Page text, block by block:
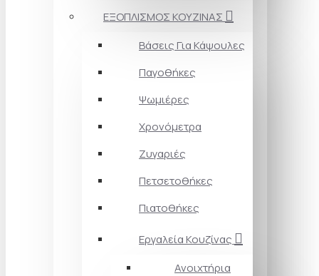
ΕΞΟΠΛΙΣΜΟΣ ΚΟΥΖΙΝΑΣ
Βάσεις Για Κάψουλες
Παγοθήκες
Ψωμιέρες
Χρονόμετρα
Ζυγαριές
Πετσετοθήκες
Πιατοθήκες
Εργαλεία Κουζίνας
Ανοιχτήρια